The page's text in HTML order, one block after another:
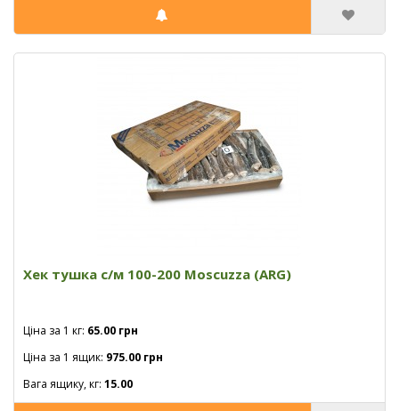
Хек тушка с/м 100-200 Moscuzza (ARG)
Ціна за 1 кг: 65.00 грн
Ціна за 1 ящик: 975.00 грн
Вага ящику, кг: 15.00